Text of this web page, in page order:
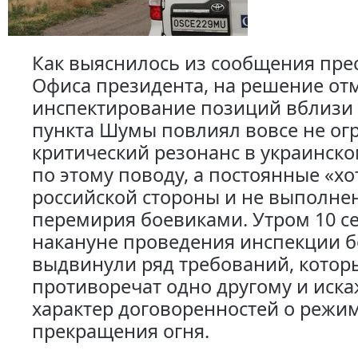
Как выяснилось из сообщения
Офиса президента, на решение
инспектирование позиций вблизи
пункта Шумы повлиял вовсе не
критический резонанс в
по этому поводу, а постоянные
российской стороны и не
перемирия боевиками. Утром 10
накануне проведения инспекции
выдвинули ряд требований,
противоречат одно другому и
характер договоренностей о
прекращения огня.